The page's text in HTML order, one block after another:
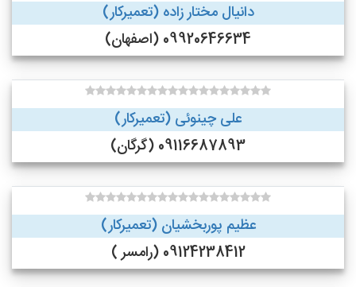
دانیال مختار زاده (تعمیرکار)
09920646634 (اصفهان)
علی چینوئی (تعمیرکار)
09116687893 (گرگان)
عظیم پوربخشیان (تعمیرکار)
09124238412 (رامسر )